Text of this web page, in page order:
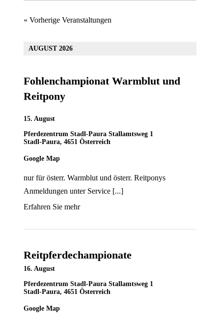
« Vorherige Veranstaltungen
AUGUST 2026
Fohlenchampionat Warmblut und
Reitpony
15. August
Pferdezentrum Stadl-Paura Stallamtsweg 1
Stadl-Paura, 4651 Österreich
Google Map
nur für österr. Warmblut und österr. Reitponys
Anmeldungen unter Service [...]
Erfahren Sie mehr
Reitpferdechampionate
16. August
Pferdezentrum Stadl-Paura Stallamtsweg 1
Stadl-Paura, 4651 Österreich
Google Map